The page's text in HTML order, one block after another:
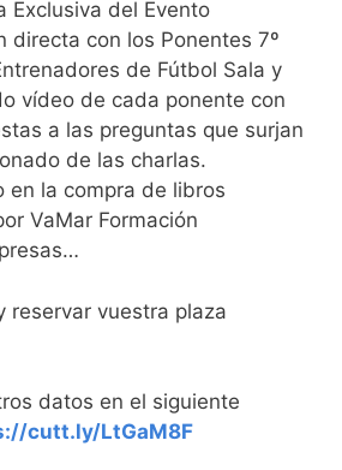
Exclusiva del Evento
directa con los Ponentes 7º
de Fútbol Sala y
vídeo de cada ponente con
a las preguntas que surjan
de las charlas.
en la compra de libros
VaMar Formación
reservar vuestra plaza
datos en el siguiente
cutt.ly/LtGaM8F